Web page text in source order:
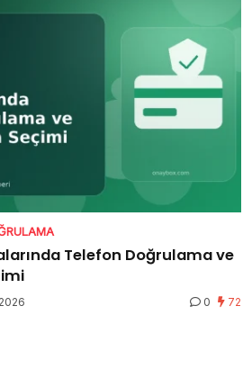
Telefon Doğrulama ve
0 72